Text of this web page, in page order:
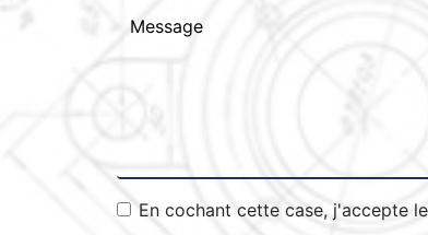
En cochant cette case, j'accepte